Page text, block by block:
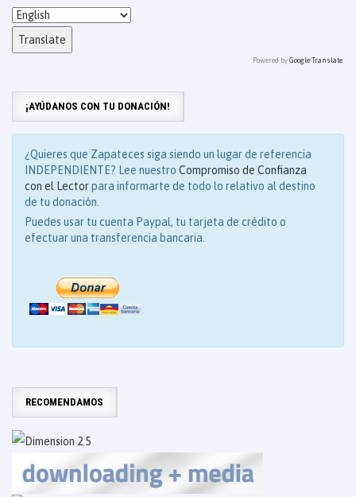
Powered by Google Translate
¡AYÚDANOS CON TU DONACIÓN!
¿Quieres que Zapateces siga siendo un lugar de referencia
INDEPENDIENTE? Lee nuestro Compromiso de Confianza
con el Lectorpara informarte de todo lo relativo al destino
de tu donación.
Puedes usar tu cuenta Paypal, tu tarjeta de crédito o
efectuar una transferencia bancaria.
RECOMENDAMOS